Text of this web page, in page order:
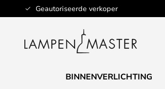
Geautoriseerde verkoper
Ga
naar
inhoud
BINNENVERLICHTING